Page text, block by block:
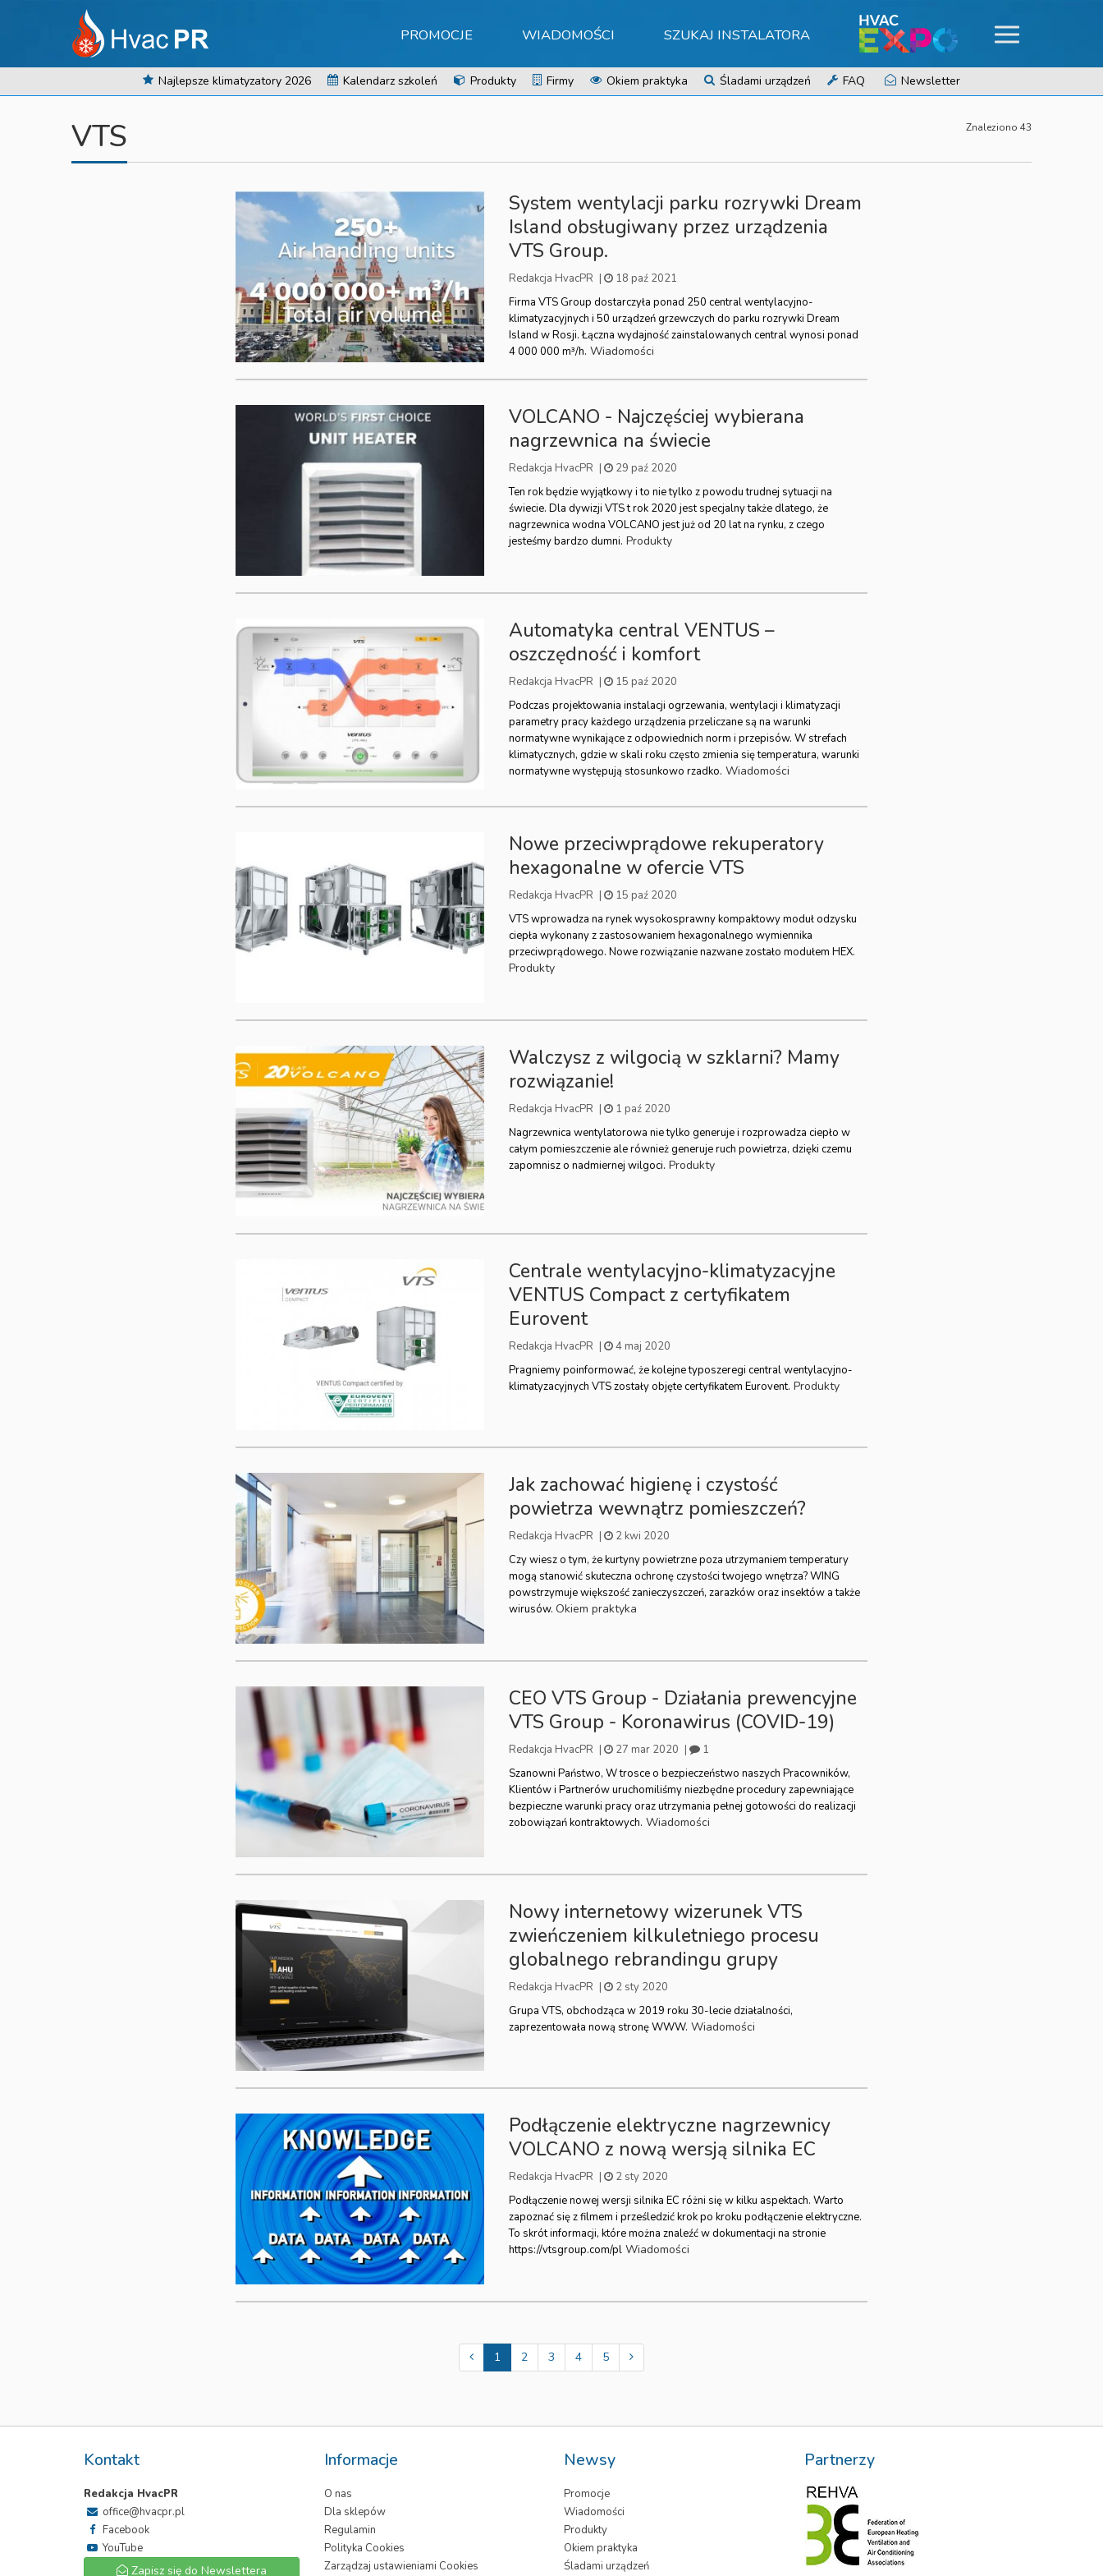
PROMOCJE WIADOMOŚCI SZUKAJ INSTALATORA
Najlepsze klimatyzatory 2026 Kalendarz szkoleń Produkty Firmy Okiem praktyka Śladami urządzeń FAQ Newsletter
VTS Znaleziono 43
System wentylacji parku rozrywki Dream
Island obsługiwany przez urządzenia
VTS Group.
Redakcja HvacPR |
18 paź 2021
Firma VTS Group dostarczyła ponad 250 central wentylacyjno-
klimatyzacyjnych i 50 urządzeń grzewczych do parku rozrywki Dream
Island w Rosji. Łączna wydajność zainstalowanych central wynosi ponad
4 000 000 m³/h. Wiadomości
VOLCANO - Najczęściej wybierana
nagrzewnica na świecie
Redakcja HvacPR |
29 paź 2020
Ten rok będzie wyjątkowy i to nie tylko z powodu trudnej sytuacji na
świecie. Dla dywizji VTS t rok 2020 jest specjalny także dlatego, że
nagrzewnica wodna VOLCANO jest już od 20 lat na rynku, z czego
jesteśmy bardzo dumni. Produkty
Automatyka central VENTUS –
oszczędność i komfort
Redakcja HvacPR |
15 paź 2020
Podczas projektowania instalacji ogrzewania, wentylacji i klimatyzacji
parametry pracy każdego urządzenia przeliczane są na warunki
normatywne wynikające z odpowiednich norm i przepisów. W strefach
klimatycznych, gdzie w skali roku często zmienia się temperatura, warunki
normatywne występują stosunkowo rzadko. Wiadomości
Nowe przeciwprądowe rekuperatory
hexagonalne w ofercie VTS
Redakcja HvacPR |
15 paź 2020
VTS wprowadza na rynek wysokosprawny kompaktowy moduł odzysku
ciepła wykonany z zastosowaniem hexagonalnego wymiennika
przeciwprądowego. Nowe rozwiązanie nazwane zostało modułem HEX.
Produkty
Walczysz z wilgocią w szklarni? Mamy
rozwiązanie!
Redakcja HvacPR |
1 paź 2020
Nagrzewnica wentylatorowa nie tylko generuje i rozprowadza ciepło w
całym pomieszczenie ale również generuje ruch powietrza, dzięki czemu
zapomnisz o nadmiernej wilgoci. Produkty
Centrale wentylacyjno-klimatyzacyjne
VENTUS Compact z certyfikatem
Eurovent
Redakcja HvacPR |
4 maj 2020
Pragniemy poinformować, że kolejne typoszeregi central wentylacyjno-
klimatyzacyjnych VTS zostały objęte certyfikatem Eurovent. Produkty
Jak zachować higienę i czystość
powietrza wewnątrz pomieszczeń?
Redakcja HvacPR |
2 kwi 2020
Czy wiesz o tym, że kurtyny powietrzne poza utrzymaniem temperatury
mogą stanowić skuteczna ochronę czystości twojego wnętrza? WING
powstrzymuje większość zanieczyszczeń, zarazków oraz insektów a także
wirusów.Okiem praktyka
CEO VTS Group - Działania prewencyjne
VTS Group - Koronawirus (COVID-19)
Redakcja HvacPR | 27 mar 2020 |
1
Szanowni Państwo, W trosce o bezpieczeństwo naszych Pracowników,
Klientów i Partnerów uruchomiliśmy niezbędne procedury zapewniające
bezpieczne warunki pracy oraz utrzymania pełnej gotowości do realizacji
zobowiązań kontraktowych. Wiadomości
Nowy internetowy wizerunek VTS
zwieńczeniem kilkuletniego procesu
globalnego rebrandingu grupy
Redakcja HvacPR |
2 sty 2020
Grupa VTS, obchodząca w 2019 roku 30-lecie działalności,
zaprezentowała nową stronę WWW. Wiadomości
Podłączenie elektryczne nagrzewnicy
VOLCANO z nową wersją silnika EC
Redakcja HvacPR |
2 sty 2020
Podłączenie nowej wersji silnika EC różni się w kilku aspektach. Warto
zapoznać się z filmem i prześledzić krok po kroku podłączenie elektryczne.
To skrót informacji, które można znaleźć w dokumentacji na stronie
https://vtsgroup.com/pl Wiadomości
1 2 3 4 5
Kontakt
Redakcja HvacPR
office@hvacpr.pl
Facebook
YouTube
Zapisz się do Newslettera
Informacje
O nas
Dla sklepów
Regulamin
Polityka Cookies
Zarządzaj ustawieniami Cookies
Newsy
Promocje
Wiadomości
Produkty
Okiem praktyka
Śladami urządzeń
Partnerzy